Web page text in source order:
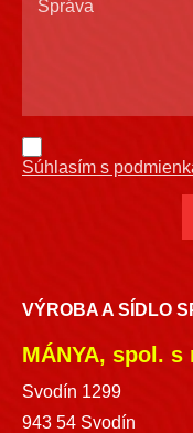
Súhlasím s
VÝROBA A SÍDLO
MÁNYA, spol. s
Svodín 1299
943 54 Svodín